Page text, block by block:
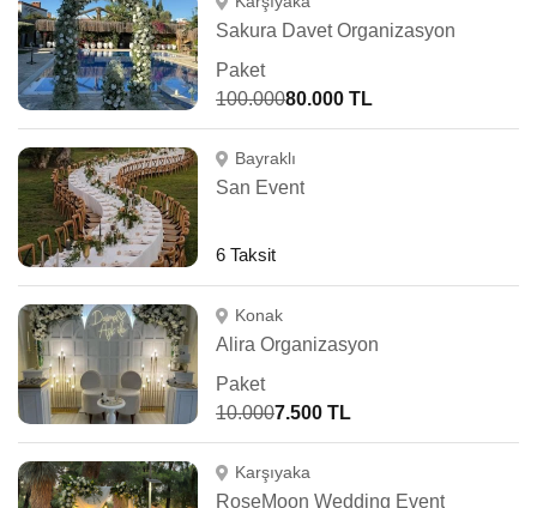
Sakura Davet Organizasyon
Paket
100.00080.000 TL
Bayraklı
San Event
6 Taksit
Konak
Alira Organizasyon
Paket
10.0007.500 TL
Karşıyaka
RoseMoon Wedding Event